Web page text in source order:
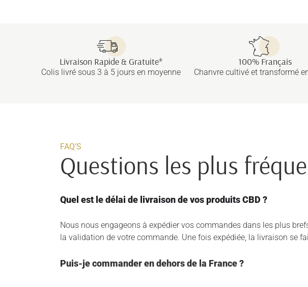
Livraison Rapide & Gratuite*
Colis livré sous 3 à 5 jours en moyenne
100% Français
Chanvre cultivé et transformé
FAQ’S
Questions les plus
Quel est le délai de livraison de vos produits CBD ?
Nous nous engageons à expédier vos commandes dans les plus
la validation de votre commande. Une fois expédiée, la livraison se
Puis-je commander en dehors de la France ?